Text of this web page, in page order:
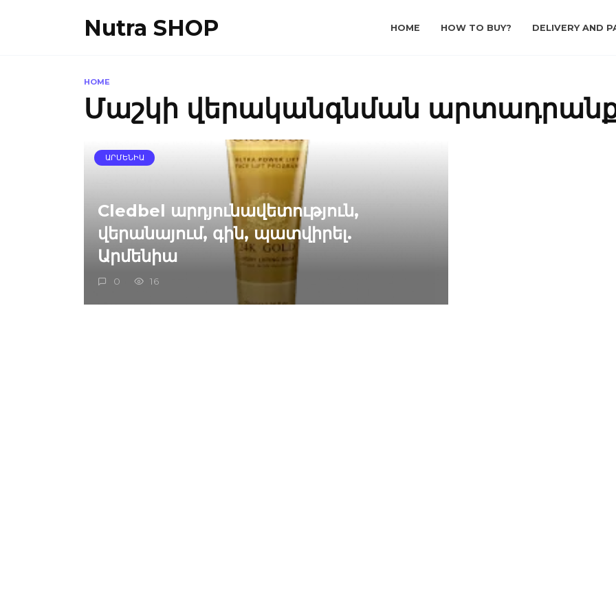
Nutra SHOP HOME HOW TO BUY? DELIVERY AND
HOME
Մաշկի վերականգնման
ԱՐՄԵՆԻԱ
Cledbel արդյունավետություն,
վերանայում, գին, պատվիրել.
Արմենիա
0 16